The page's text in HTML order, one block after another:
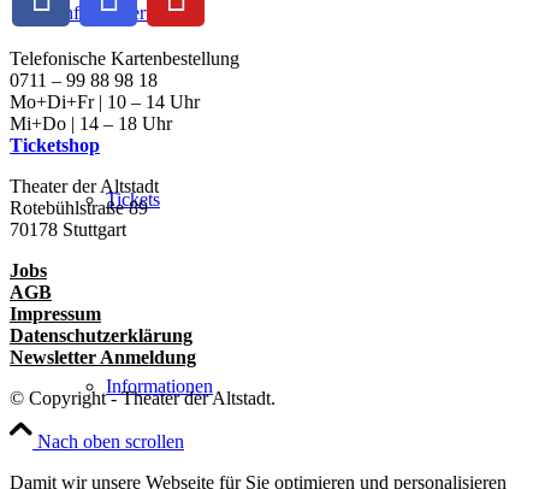
Infos & Service
Tickets
Informationen
Telefonische Kartenbestellung
0711 – 99 88 98 18
Mo+Di+Fr | 10 – 14 Uhr
Mi+Do | 14 – 18 Uhr
Ticketshop
Theater der Altstadt
Rotebühlstraße 89
70178 Stuttgart
Jobs
AGB
Impressum
Datenschutzerklärung
Newsletter Anmeldung
© Copyright - Theater der Altstadt.
Nach oben scrollen
Damit wir unsere Webseite für Sie optimieren und personalisieren